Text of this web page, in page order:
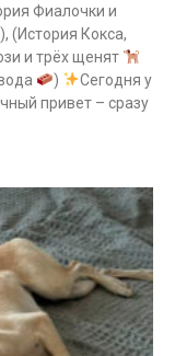
Фиалочки и
), (История Кокса,
и трёх щенят
)
Сегодня у
привет – сразу